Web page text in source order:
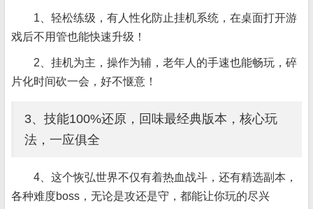
1、轻松练级，有人性化防止挂机系统，在桌面打开游
戏后不用管也能快速升级！
2、挂机为主，操作为辅，老年人的手速也能畅玩，碎
片化时间砍一会，好不惬意！
3、技能100%还原，回味最经典版本，核心玩
法，一应俱全
4、这个恢弘世界不仅有着热血战斗，还有精选副本，
各种难度boss，无论是攻还是守，都能让你玩的尽兴